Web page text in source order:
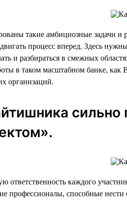
такие амбициозные задачи
процесс вперед. Здесь
и разбираться в смежных
в таком масштабном банке,
организаций.
ответственность каждого
способные нести